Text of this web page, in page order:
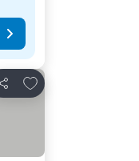
Teilen
Zu Favoriten